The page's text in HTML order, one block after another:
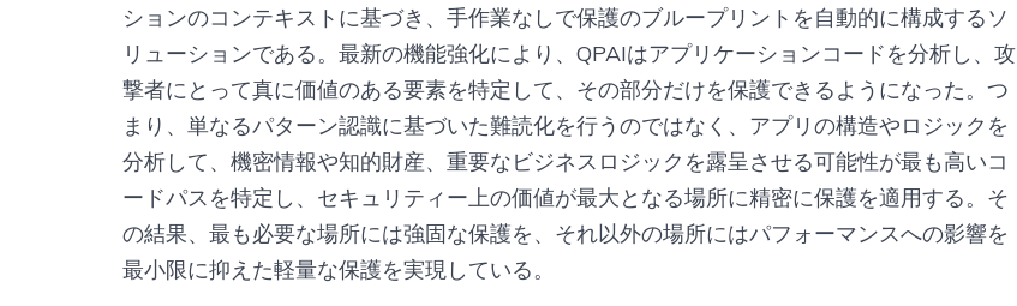
ションのコンテキストに基づき、手作業なしで保護のブループリントを自動的に構成するソ
リューションである。最新の機能強化により、QPAIはアプリケーションコードを分析し、攻
撃者にとって真に価値のある要素を特定して、その部分だけを保護できるようになった。つ
まり、単なるパターン認識に基づいた難読化を行うのではなく、アプリの構造やロジックを
分析して、機密情報や知的財産、重要なビジネスロジックを露呈させる可能性が最も高いコ
ードパスを特定し、セキュリティー上の価値が最大となる場所に精密に保護を適用する。そ
の結果、最も必要な場所には強固な保護を、それ以外の場所にはパフォーマンスへの影響を
最小限に抑えた軽量な保護を実現している。